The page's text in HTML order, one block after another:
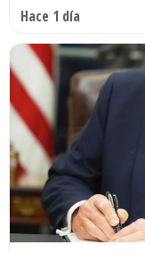
Hace 1 día